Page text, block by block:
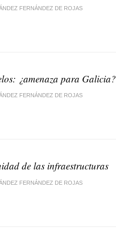
FERNÁNDEZ DE ROJAS
¿amenaza para Galicia?
FERNÁNDEZ DE ROJAS
de las infraestructuras
FERNÁNDEZ DE ROJAS